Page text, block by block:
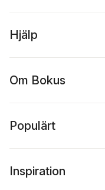
Hjälp
Om Bokus
Populärt
Inspiration